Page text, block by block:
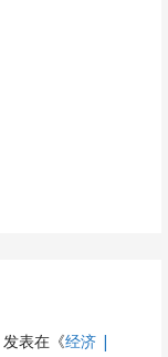
发表在《经济 |